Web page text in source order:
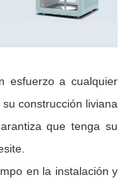
esfuerzo a cualquier
construcción liviana
que tenga su
en la instalación y